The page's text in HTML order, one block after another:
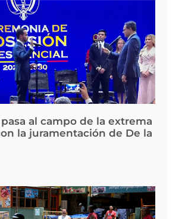
al campo de la extrema
la juramentación de De la